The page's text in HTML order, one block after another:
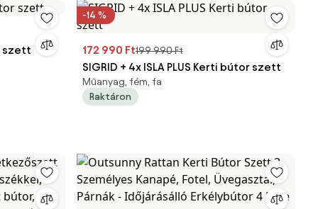
szett
-14 %
172 990 Ft199 990 Ft
SIGRID + 4x ISLA PLUS Kerti bútor szett
Műanyag, fém, fa
Raktáron